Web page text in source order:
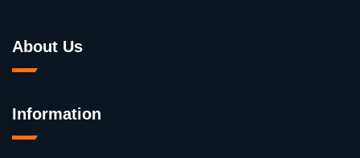
About Us
Information